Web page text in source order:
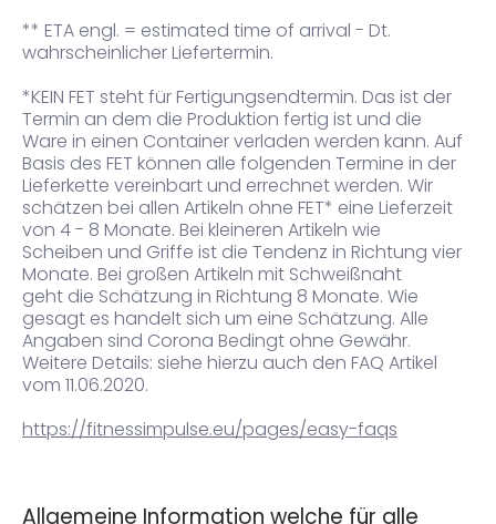
** ETA engl. = estimated time of arrival - Dt.
wahrscheinlicher Liefertermin.
*KEIN FET steht für Fertigungsendtermin. Das ist der
Termin an dem die Produktion fertig ist und die
Ware in einen Container verladen werden kann. Auf
Basis des FET können alle folgenden Termine in der
Lieferkette vereinbart und errechnet werden. Wir
schätzen bei allen Artikeln ohne FET* eine Lieferzeit
von 4 - 8 Monate. Bei kleineren Artikeln wie
Scheiben und Griffe ist die Tendenz in Richtung vier
Monate. Bei großen Artikeln mit Schweißnaht
geht die Schätzung in Richtung 8 Monate. Wie
gesagt es handelt sich um eine Schätzung. Alle
Angaben sind Corona Bedingt ohne Gewähr.
Weitere Details: siehe hierzu auch den FAQ Artikel
vom 11.06.2020.
https://fitnessimpulse.eu/pages/easy-faqs
Allgemeine Information welche für alle